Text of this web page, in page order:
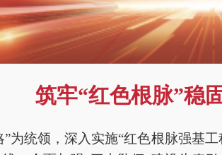
筑牢“红色根脉”稳
统领，深入实施“红色根脉强基工